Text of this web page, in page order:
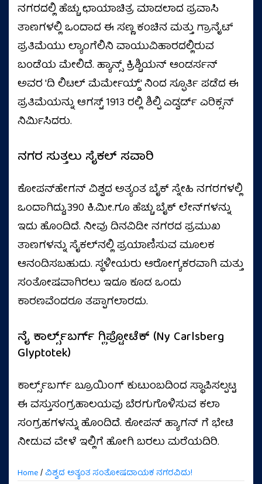
ನಗರದಲ್ಲಿ ಹೆಚ್ಚು ಛಾಯಾಚಿತ್ರ ಮಾಡಲಾದ ಪ್ರವಾಸಿ
ತಾಣಗಳಲ್ಲಿ ಒಂದಾದ ಈ ಸಣ್ಣ ಕಂಚಿನ ಮತ್ತು ಗ್ರಾನೈಟ್
ಪ್ರತಿಮೆಯು ಲ್ಯಾಂಗೆಲಿನಿ ವಾಯುವಿಹಾರದಲ್ಲಿರುವ
ಬಂಡೆಯ ಮೇಲಿದೆ. ಹ್ಯಾನ್ಸ್ ಕ್ರಿಶ್ಚಿಯನ್ ಆಂಡರ್ಸನ್
ಅವರ 'ದಿ ಲಿಟಲ್ ಮೆರ್ಮೇಯ್ಡ್' ನಿಂದ ಸ್ಫೂರ್ತಿ ಪಡೆದ ಈ
ಪ್ರತಿಮೆಯನ್ನು ಆಗಸ್ಟ್ 1913 ರಲ್ಲಿ ಶಿಲ್ಪಿ ಎಡ್ವರ್ಡ್ ಎರಿಕ್ಸನ್
ನಿರ್ಮಿಸಿದರು.
ನಗರ ಸುತ್ತಲು ಸೈಕಲ್ ಸವಾರಿ
ಕೋಪನ್‌ಹೇಗನ್ ವಿಶ್ವದ ಅತ್ಯಂತ ಬೈಕ್ ಸ್ನೇಹಿ ನಗರಗಳಲ್ಲಿ
ಒಂದಾಗಿದ್ದು,390 ಕಿ.ಮೀ.ಗೂ ಹೆಚ್ಚು ಬೈಕ್ ಲೇನ್‌ಗಳನ್ನು
ಇದು ಹೊಂದಿದೆ. ನೀವು ದಿನವಿಡೀ ನಗರದ ಪ್ರಮುಖ
ತಾಣಗಳನ್ನು ಸೈಕಲ್‌ನಲ್ಲಿ ಪ್ರಯಾಣಿಸುವ ಮೂಲಕ
ಆನಂದಿಸಬಹುದು. ಸ್ಥಳೀಯರು ಆರೋಗ್ಯಕರವಾಗಿ ಮತ್ತು
ಸಂತೋಷವಾಗಿರಲು ಇದೂ ಕೂಡ ಒಂದು
ಕಾರಣವೆಂದರೂ ತಪ್ಪಾಗಲಾರದು.
ನೈ ಕಾರ್ಲ್ಸ್‌ಬರ್ಗ್ ಗ್ಲಿಪ್ಟೋಟೆಕ್ (Ny Carlsberg
Glyptotek)
ಕಾರ್ಲ್ಸ್‌ಬರ್ಗ್ ಬ್ರೂಯಿಂಗ್ ಕುಟುಂಬದಿಂದ ಸ್ಥಾಪಿಸಲ್ಪಟ್ಟ
ಈ ವಸ್ತುಸಂಗ್ರಹಾಲಯವು ಬೆರಗುಗೊಳಿಸುವ ಕಲಾ
ಸಂಗ್ರಹಗಳನ್ನು ಹೊಂದಿದೆ. ಕೋಪನ್ ಹ್ಯಾಗನ್ ಗೆ ಭೇಟಿ
ನೀಡುವ ವೇಳೆ ಇಲ್ಲಿಗೆ ಹೋಗಿ ಬರಲು ಮರೆಯದಿರಿ.
Home/ ವಿಶ್ವದ ಅತ್ಯಂತ ಸಂತೋಷದಾಯಕ ನಗರವಿದು!